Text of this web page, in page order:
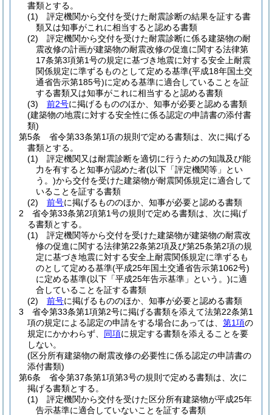
書類とする。
(1)
評定機関から交付を受けた耐震診断の結果を証する書
類又は知事がこれに相当すると認める書類
(2)
評定機関から交付を受けた耐震診断に係る建築物の耐
震改修の計画が建築物の耐震改修の促進に関する法律第
17条第3項第1号の規定に基づき地震に対する安全上耐震
関係規定に準ずるものとして定める基準(平成18年国土交
通省告示第185号)に定める基準に適合していることを証
する書類又は知事がこれに相当すると認める書類
(3)
前2号に掲げるもののほか、知事が必要と認める書類
(建築物の地震に対する安全性に係る認定の申請書の添付書
類)
第5条
省令第33条第1項の規則で定める書類は、次に掲げる
書類とする。
(1)
評定機関又は耐震診断を適切に行うための知識及び能
力を有すると知事が認めた者(以下「評定機関等」とい
う。)から交付を受けた建築物が耐震関係規定に適合して
いることを証する書類
(2)
前号に掲げるもののほか、知事が必要と認める書類
2
省令第33条第2項第1号の規則で定める書類は、次に掲げ
る書類とする。
(1)
評定機関等から交付を受けた建築物が建築物の耐震改
修の促進に関する法律第22条第2項及び第25条第2項の規
定に基づき地震に対する安全上耐震関係規定に準ずるも
のとして定める基準(平成25年国土交通省告示第1062号)
に定める基準(以下「平成25年告示基準」という。)に適
合していることを証する書類
(2)
前号に掲げるもののほか、知事が必要と認める書類
3
省令第33条第1項第2号に掲げる書類を添えて法第22条第1
項の規定による認定の申請をする場合にあっては、 第1項の
規定にかかわらず、 同項に規定する書類を添えることを要
しない。
(区分所有建築物の耐震改修の必要性に係る認定の申請書の
添付書類)
第6条
省令第37条第1項第3号の規則で定める書類は、次に
掲げる書類とする。
(1)
評定機関から交付を受けた区分所有建築物が平成25年
告示基準に適合していないことを証する書類